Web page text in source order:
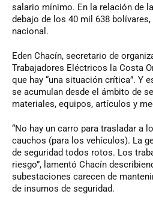
salario mínimo. En la relación de
debajo de los 40 mil 638
nacional.
Eden Chacín, secretario de
Trabajadores Eléctricos la Costa
que hay “una situación crítica”. Y
se acumulan desde el ámbito de
materiales, equipos, artículos y
“No hay un carro para trasladar a
cauchos (para los vehículos). La
de seguridad todos rotos. Los
riesgo”, lamentó Chacín
subestaciones carecen de
de insumos de seguridad.